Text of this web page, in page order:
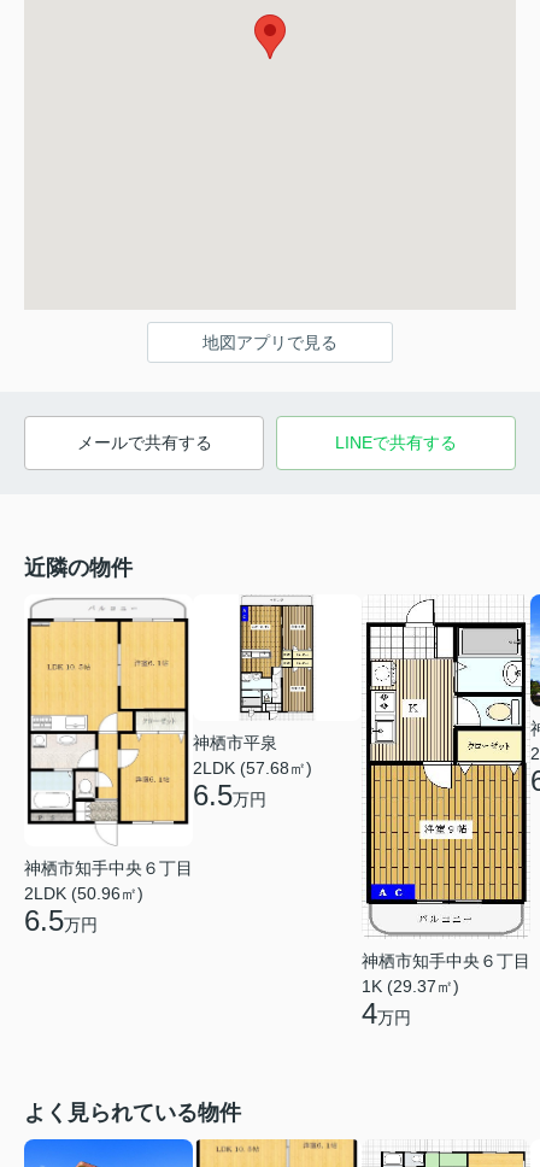
地図アプリで見る
メールで共有する LINEで共有する
近隣の物件
神栖市知手中央６丁目
2LDK (50.96㎡)
6.5万円
神栖市平泉
2LDK (57.68㎡)
6.5万円
神栖市知手中央６丁目
1K (29.37㎡)
4万円
よく見られている物件